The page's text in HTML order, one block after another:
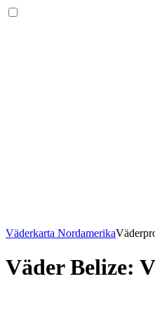
Väderkarta Nordamerika
Väder Belize: